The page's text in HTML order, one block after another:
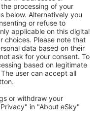
Suchkriterien.